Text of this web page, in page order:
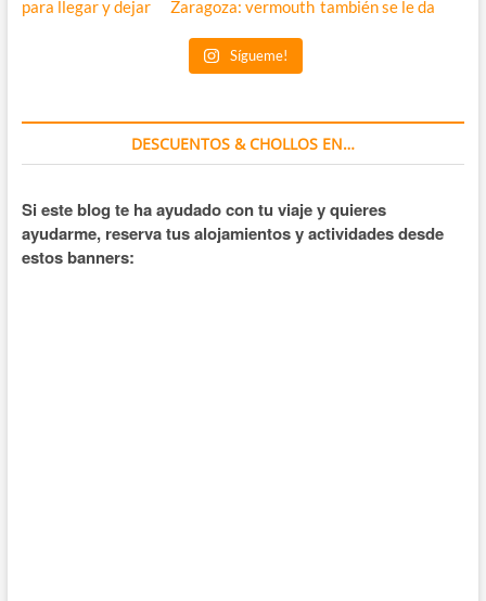
Sígueme!
DESCUENTOS & CHOLLOS EN…
Si este blog te ha ayudado con tu viaje y quieres
ayudarme, reserva tus alojamientos y actividades desde
estos banners: